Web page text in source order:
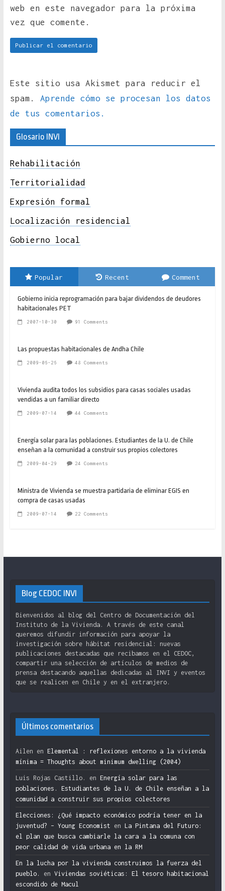
web en este navegador para la próxima
vez que comente.
Este sitio usa Akismet para reducir el
spam. Aprende cómo se procesan los datos
de tus comentarios.
Glosario INVI
Rehabilitación
Territorialidad
Expresión formal
Localización residencial
Gobierno local
Popular Recent Comment
Gobierno inicia reprogramación para bajar dividendos de deudores
habitacionales PET
2007-10-30 91 Comments
Las propuestas habitacionales de Andha Chile
2009-06-26 48 Comments
Vivienda audita todos los subsidios para casas sociales usadas
vendidas a un familiar directo
2009-07-14 44 Comments
Energía solar para las poblaciones. Estudiantes de la U. de Chile
enseñan a la comunidad a construir sus propios colectores
2009-04-29 24 Comments
Ministra de Vivienda se muestra partidaria de eliminar EGIS en
compra de casas usadas
2009-07-14 22 Comments
Blog CEDOC INVI
Bienvenidos al blog del Centro de Documentación del
Instituto de la Vivienda. A través de este canal
queremos difundir información para apoyar la
investigación sobre hábitat residencial: nuevas
publicaciones destacadas que recibamos en el CEDOC,
compartir una selección de artículos de medios de
prensa destacando aquellas dedicadas al INVI y eventos
que se realicen en Chile y en el extranjero.
Últimos comentarios
Ailen en Elemental : reflexiones entorno a la vivienda
mínima = Thoughts about minimum dwelling (2004)
Luis Rojas Castillo. en Energía solar para las
poblaciones. Estudiantes de la U. de Chile enseñan a la
comunidad a construir sus propios colectores
Elecciones: ¿Qué impacto económico podría tener en la
juventud? – Young Economist en La Pintana del Futuro:
el plan que busca cambiarle la cara a la comuna con
peor calidad de vida urbana en la RM
En la lucha por la vivienda construimos la fuerza del
pueblo.
en Viviendas soviéticas: El tesoro habitacional
escondido de Macul